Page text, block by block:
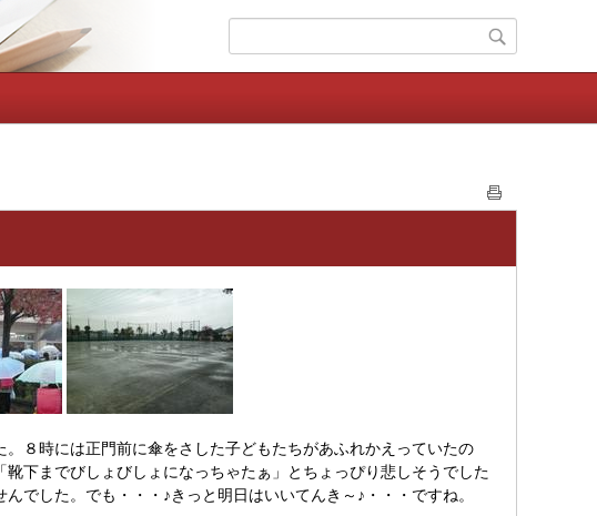
８時には正門前に傘をさした子どもたちがあふれかえっていたの
下までびしょびしょになっちゃたぁ」とちょっぴり悲しそうでした
でした。でも・・・♪きっと明日はいいてんき～♪・・・ですね。